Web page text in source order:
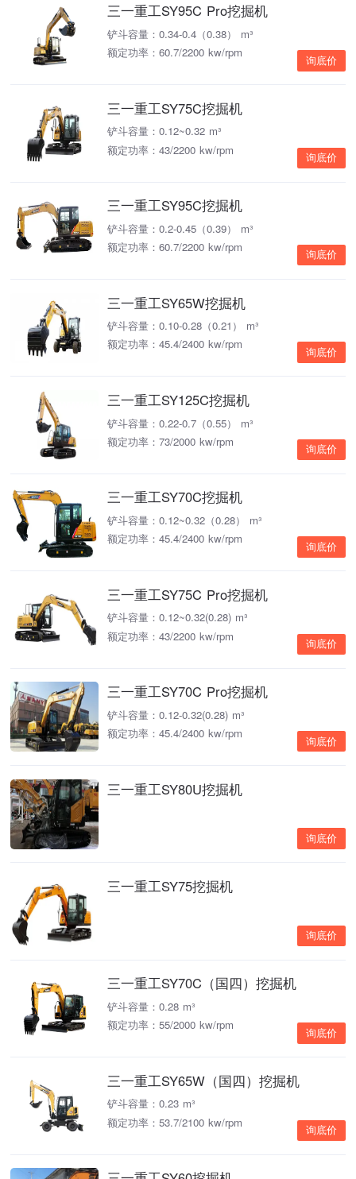
三一重工SY95C Pro挖掘机
铲斗容量：0.34-0.4（0.38） m³
额定功率：60.7/2200 kw/rpm
询底价
三一重工SY75C挖掘机
铲斗容量：0.12~0.32 m³
额定功率：43/2200 kw/rpm
询底价
三一重工SY95C挖掘机
铲斗容量：0.2-0.45（0.39） m³
额定功率：60.7/2200 kw/rpm
询底价
三一重工SY65W挖掘机
铲斗容量：0.10-0.28（0.21） m³
额定功率：45.4/2400 kw/rpm
询底价
三一重工SY125C挖掘机
铲斗容量：0.22-0.7（0.55） m³
额定功率：73/2000 kw/rpm
询底价
三一重工SY70C挖掘机
铲斗容量：0.12~0.32（0.28） m³
额定功率：45.4/2400 kw/rpm
询底价
三一重工SY75C Pro挖掘机
铲斗容量：0.12~0.32(0.28) m³
额定功率：43/2200 kw/rpm
询底价
三一重工SY70C Pro挖掘机
铲斗容量：0.12-0.32(0.28) m³
额定功率：45.4/2400 kw/rpm
询底价
三一重工SY80U挖掘机
询底价
三一重工SY75挖掘机
询底价
三一重工SY70C（国四）挖掘机
铲斗容量：0.28 m³
额定功率：55/2000 kw/rpm
询底价
三一重工SY65W（国四）挖掘机
铲斗容量：0.23 m³
额定功率：53.7/2100 kw/rpm
询底价